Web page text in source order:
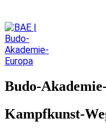
Budo-
Kampfkunst-